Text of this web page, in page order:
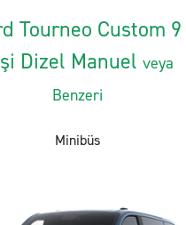
Tourneo Custom 9
Dizel Manuel veya
Benzeri
Minibüs